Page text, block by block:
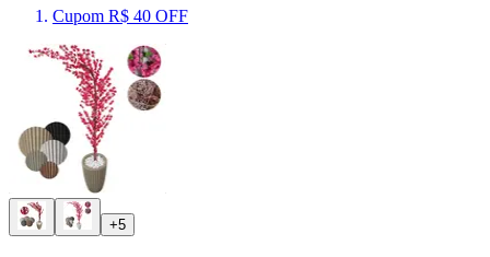
Cupom R$ 40 OFF
+5